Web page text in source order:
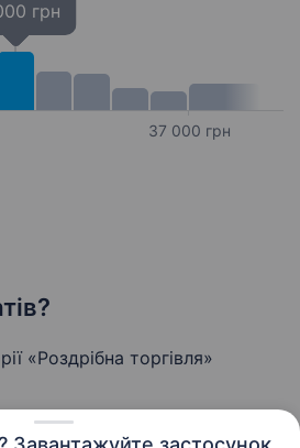
грн
37 000 грн
«Роздрібна торгівля»